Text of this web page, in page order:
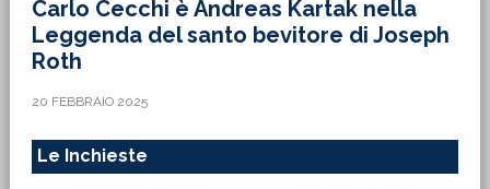
Carlo Cecchi è Andreas Kartak nella
Leggenda del santo bevitore di Joseph
Roth
20 FEBBRAIO 2025
Le Inchieste